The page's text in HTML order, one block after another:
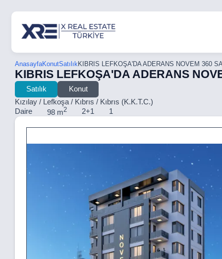
AnasayfaKonutSatılıkKIBRIS LEFKOŞA'DA ADERANS NOVEM 360
KIBRIS LEFKOŞA'DA ADERANS
Satılık
Konut
Kızılay / Lefkoşa / Kıbrıs / Kıbrıs (K.K.T.C.)
Daire
98 m2 2+1 1